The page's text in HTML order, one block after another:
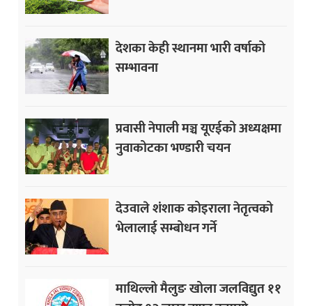
देशका केही स्थानमा भारी वर्षाको
सम्भावना
प्रवासी नेपाली मञ्च यूएईको अध्यक्षमा
नुवाकोटका भण्डारी चयन
देउवाले शंशाक कोइराला नेतृत्वको
भेलालाई सम्बोधन गर्ने
माथिल्लो मैलुङ खोला जलविद्युत ११